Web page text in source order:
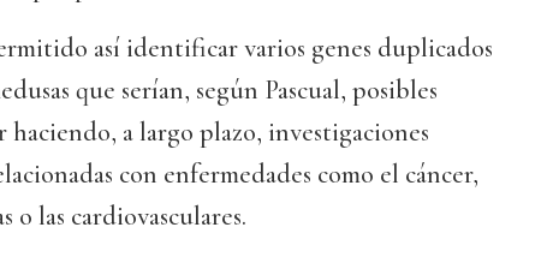
así identificar varios genes duplicados
que serían, según Pascual, posibles
haciendo, a largo plazo, investigaciones
con enfermedades como el cáncer,
o las cardiovasculares.